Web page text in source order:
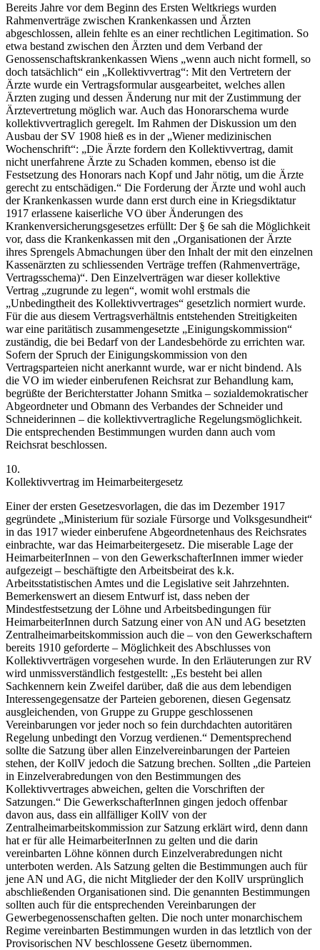
Bereits Jahre vor dem Beginn des Ersten Weltkriegs wurden
Rahmenverträge zwischen Krankenkassen und Ärzten
abgeschlossen, allein fehlte es an einer rechtlichen Legitimation. So
etwa bestand zwischen den Ärzten und dem Verband der
Genossenschaftskrankenkassen Wiens „wenn auch nicht formell, so
doch tatsächlich“ ein „Kollektivvertrag“: Mit den Vertretern der
Ärzte wurde ein Vertragsformular ausgearbeitet, welches allen
Ärzten zuging und dessen Änderung nur mit der Zustimmung der
Ärztevertretung möglich war. Auch das Honorarschema wurde
kollektivvertraglich geregelt. Im Rahmen der Diskussion um den
Ausbau der SV 1908 hieß es in der „Wiener medizinischen
Wochenschrift“: „Die Ärzte fordern den Kollektivvertrag, damit
nicht unerfahrene Ärzte zu Schaden kommen, ebenso ist die
Festsetzung des Honorars nach Kopf und Jahr nötig, um die Ärzte
gerecht zu entschädigen.“ Die Forderung der Ärzte und wohl auch
der Krankenkassen wurde dann erst durch eine in Kriegsdiktatur
1917 erlassene kaiserliche VO über Änderungen des
Krankenversicherungsgesetzes erfüllt: Der § 6e sah die Möglichkeit
vor, dass die Krankenkassen mit den „Organisationen der Ärzte
ihres Sprengels Abmachungen über den Inhalt der mit den einzelnen
Kassenärzten zu schliessenden Verträge treffen (Rahmenverträge,
Vertragsschema)“. Den Einzelverträgen war dieser kollektive
Vertrag „zugrunde zu legen“, womit wohl erstmals die
„Unbedingtheit des Kollektivvertrages“ gesetzlich normiert wurde.
Für die aus diesem Vertragsverhältnis entstehenden Streitigkeiten
war eine paritätisch zusammengesetzte „Einigungskommission“
zuständig, die bei Bedarf von der Landesbehörde zu errichten war.
Sofern der Spruch der Einigungskommission von den
Vertragsparteien nicht anerkannt wurde, war er nicht bindend. Als
die VO im wieder einberufenen Reichsrat zur Behandlung kam,
begrüßte der BerichterstatterJohann Smitka – sozialdemokratischer
Abgeordneter und Obmann des Verbandes der Schneider und
Schneiderinnen – die kollektivvertragliche Regelungsmöglichkeit.
Die entsprechenden Bestimmungen wurden dann auch vom
Reichsrat beschlossen.
10.
Kollektivvertrag im Heimarbeitergesetz
Einer der ersten Gesetzesvorlagen, die das im Dezember 1917
gegründete „Ministerium für soziale Fürsorge und Volksgesundheit“
in das 1917 wieder einberufene Abgeordnetenhaus des Reichsrates
einbrachte, war das Heimarbeitergesetz. Die miserable Lage der
HeimarbeiterInnen – von den GewerkschafterInnen immer wieder
aufgezeigt – beschäftigte den Arbeitsbeirat des k.k.
Arbeitsstatistischen Amtes und die Legislative seit Jahrzehnten.
Bemerkenswert an diesem Entwurf ist, dass neben der
Mindestfestsetzung der Löhne und Arbeitsbedingungen für
HeimarbeiterInnen durch Satzung einer von AN und AG besetzten
Zentralheimarbeitskommission auch die – von den Gewerkschaftern
bereits 1910 geforderte – Möglichkeit des Abschlusses von
Kollektivverträgen vorgesehen wurde. In den Erläuterungen zur RV
wird unmissverständlich festgestellt: „Es besteht bei allen
Sachkennern kein Zweifel darüber, daß die aus dem lebendigen
Interessengegensatze der Parteien geborenen, diesen Gegensatz
ausgleichenden, von Gruppe zu Gruppe geschlossenen
Vereinbarungen vor jeder noch so fein durchdachten autoritären
Regelung unbedingt den Vorzug verdienen.“ Dementsprechend
sollte die Satzung über allen Einzelvereinbarungen der Parteien
stehen, der KollV jedoch die Satzung brechen. Sollten „die Parteien
in Einzelverabredungen von den Bestimmungen des
Kollektivvertrages abweichen, gelten die Vorschriften der
Satzungen.“ Die GewerkschafterInnen gingen jedoch offenbar
davon aus, dass ein allfälliger KollV von der
Zentralheimarbeitskommission zur Satzung erklärt wird, denn dann
hat er für alle HeimarbeiterInnen zu gelten und die darin
vereinbarten Löhne können durch Einzelverabredungen nicht
unterboten werden. Als Satzung gelten die Bestimmungen auch für
jene AN und AG, die nicht Mitglieder der den KollV ursprünglich
abschließenden Organisationen sind. Die genannten Bestimmungen
sollten auch für die entsprechenden Vereinbarungen der
Gewerbegenossenschaften gelten. Die noch unter monarchischem
Regime vereinbarten Bestimmungen wurden in das letztlich von der
Provisorischen NV beschlossene Gesetz übernommen.